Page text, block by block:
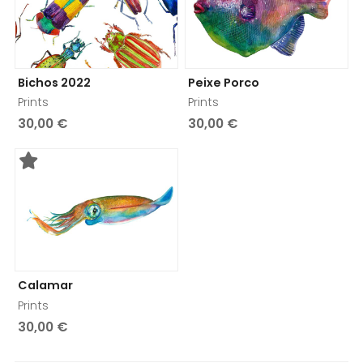
Bichos 2022
Prints
30,00 €
Peixe Porco
Prints
30,00 €
Calamar
Prints
30,00 €